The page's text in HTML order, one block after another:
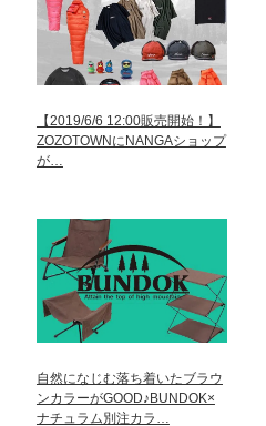
【2019/6/6 12:00販売開始！】
ZOZOTOWNにNANGAショップ
が…
自然になじむ落ち着いたブラウ
ンカラーがGOOD♪BUNDOK×
ナチュラム別注カラ…